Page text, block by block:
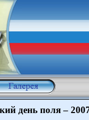
день поля –